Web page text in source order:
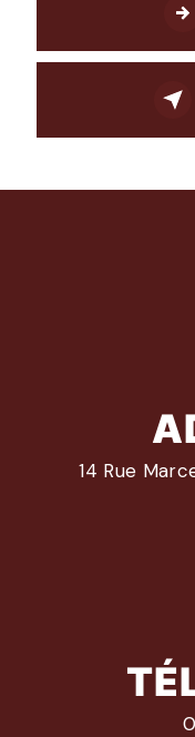
14 Rue Marcellin Allard, 42000 Saint-